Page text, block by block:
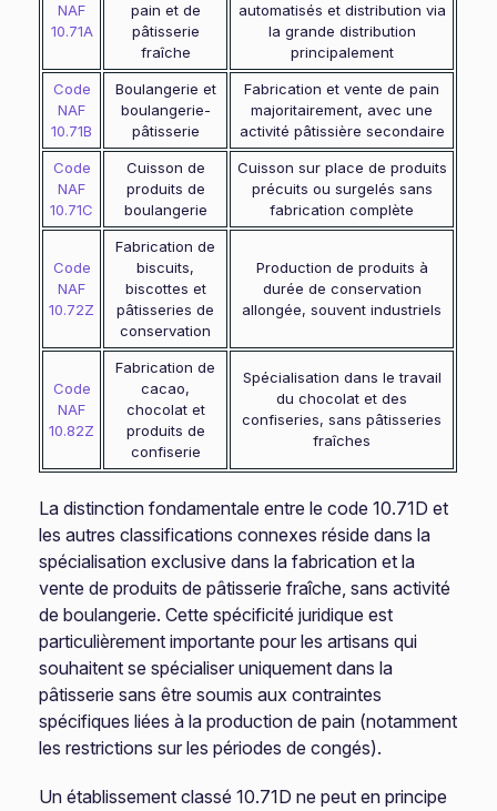
NAF
10.71A
pain et de
pâtisserie
fraîche
automatisés et distribution via
la grande distribution
principalement
Code
NAF
10.71B
Boulangerie et
boulangerie-
pâtisserie
Fabrication et vente de pain
majoritairement, avec une
activité pâtissière secondaire
Code
NAF
10.71C
Cuisson de
produits de
boulangerie
Cuisson sur place de produits
précuits ou surgelés sans
fabrication complète
Code
NAF
10.72Z
Fabrication de
biscuits,
biscottes et
pâtisseries de
conservation
Production de produits à
durée de conservation
allongée, souvent industriels
Code
NAF
10.82Z
Fabrication de
cacao,
chocolat et
produits de
confiserie
Spécialisation dans le travail
du chocolat et des
confiseries, sans pâtisseries
fraîches
La distinction fondamentale entre le code 10.71D et
les autres classifications connexes réside dans la
spécialisation exclusive dans la fabrication et la
vente de produits de pâtisserie fraîche, sans activité
de boulangerie. Cette spécificité juridique est
particulièrement importante pour les artisans qui
souhaitent se spécialiser uniquement dans la
pâtisserie sans être soumis aux contraintes
spécifiques liées à la production de pain (notamment
les restrictions sur les périodes de congés).
Un établissement classé 10.71D ne peut en principe